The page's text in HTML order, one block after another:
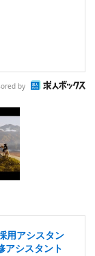
by
用アシスタン
アシスタント